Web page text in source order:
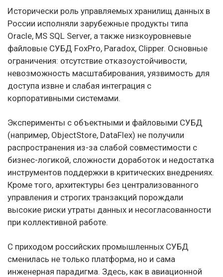
Исторически роль управляемых хранилищ данных в
России исполняли зарубежные продукты типа
Oracle, MS SQL Server, а также низкоуровневые
файловые СУБД FoxPro, Paradox, Clipper. Основные
ограничения: отсутствие отказоустойчивости,
невозможность масштабирования, уязвимость для
доступа извне и слабая интеграция с
корпоративными системами.
Эксперименты с объектными и файловыми СУБД
(например, ObjectStore, DataFlex) не получили
распространения из-за слабой совместимости с
бизнес-логикой, сложности доработок и недостатка
инструментов поддержки в критических внедрениях.
Кроме того, архитектуры без централизованного
управления и строгих транзакций порождали
высокие риски утраты данных и несогласованности
при коллективной работе.
С приходом российских промышленных СУБД
сменилась не только платформа, но и сама
инженерная парадигма. Здесь, как в авиационной